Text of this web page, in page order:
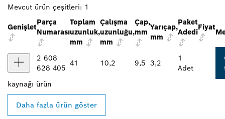
Mevcut ürün çeşitleri: 1
Genişlet
Parça
Numarası
Toplam
uzunluk,
mm
Çalışma
uzunluğu,
mm
Çap,
mm
Yarıçap,
mm
Paket
Adedi
Fiyat
2 608
628 405
41 10,2 9,5 3,2
1
Adet
kaynağı ürün
Daha fazla ürün göster